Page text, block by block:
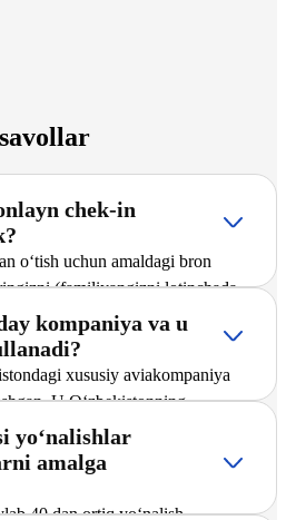
chek-in
o‘tish uchun amaldagi bron
(familiyangizni lotinchada,
zarur. Ma’lumotlar
talonini saqlashni taklif
kompaniya va u
xususiy aviakompaniya
U O‘zbekistonning
biri hisoblanadi hamda
ichki yo‘nalishlar bo‘yicha,
yo‘nalishida muntazam va
Kompaniya marshrutlar
yo‘nalishlar
amalga
40 dan ortiq yo‘nalish